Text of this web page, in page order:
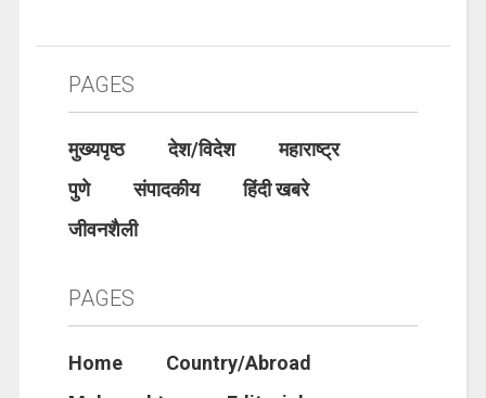
PAGES
मुख्यपृष्ठ देश/विदेश
महाराष्ट्र
पुणे
संपादकीय
हिंदी खबरे
जीवनशैली
PAGES
Home
Country/Abroad